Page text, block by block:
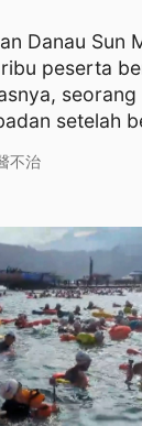
Danau Sun
peserta
setelah
不治